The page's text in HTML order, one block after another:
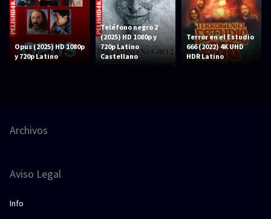
Opus (2025) HD 1080p
y 720p Latino
Teléfono negro 2
(2025) HD 1080p y
720p Latino
Castellano
Terror en el Estudio
666 (2022) 4K UHD
HDR Latino
Archivos
Aviso Legal
Info